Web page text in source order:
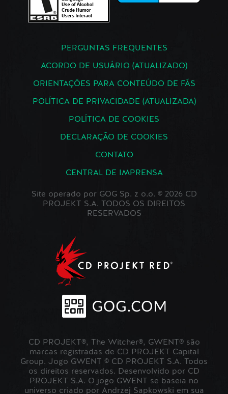
PERGUNTAS FREQUENTES
ACORDO DE USUÁRIO (ATUALIZADO)
ORIENTAÇÕES PARA CONTEÚDO DE FÃS
POLÍTICA DE PRIVACIDADE (ATUALIZADA)
POLÍTICA DE COOKIES
DECLARAÇÃO DE COOKIES
CONTATO
CENTRAL DE IMPRENSA
Site operado por GOG Sp. z o.o. © 2026 CD
PROJEKT S.A. TODOS OS DIREITOS
RESERVADOS
CD PROJEKT®, The Witcher®, GWENT® são
marcas registradas de CD PROJEKT Capital
Group. Jogo GWENT © CD PROJEKT S.A. Todos
os direitos reservados. Desenvolvido por CD
PROJEKT S.A. O jogo GWENT se baseia no
universo criado por Andrzej Sapkowski em sua